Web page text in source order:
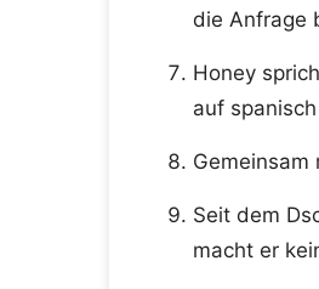
die Anfrage
Honey
auf
Gemeinsam
Seit dem
macht er